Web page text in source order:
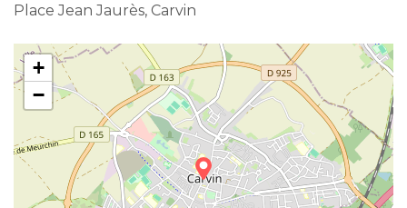
Place Jean Jaurès, Carvin
+
−